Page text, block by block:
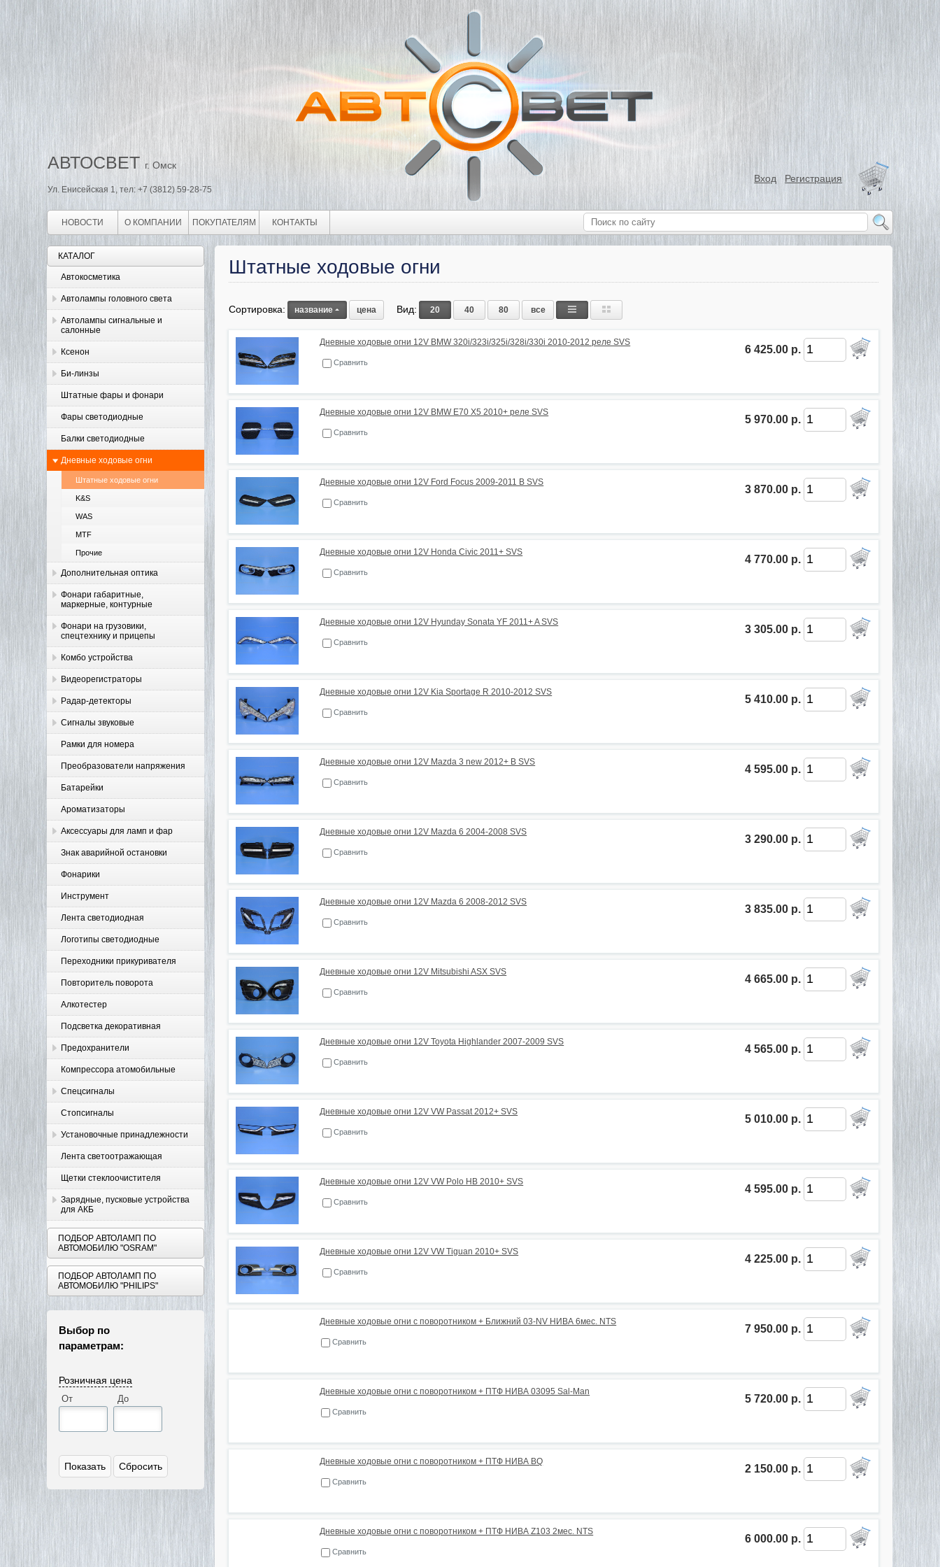
АВТОСВЕТ г. Омск
Ул. Енисейская 1, тел: +7 (3812) 59-28-75
Вход Регистрация
НОВОСТИ О КОМПАНИИ ПОКУПАТЕЛЯМ КОНТАКТЫ
КАТАЛОГ
Автокосметика
Автолампы головного света
Автолампы сигнальные и
салонные
Ксенон
Би-линзы
Штатные фары и фонари
Фары светодиодные
Балки светодиодные
Дневные ходовые огни
Штатные ходовые огни
K&S
WAS
MTF
Прочие
Дополнительная оптика
Фонари габаритные,
маркерные, контурные
Фонари на грузовики,
спецтехнику и прицепы
Комбо устройства
Видеорегистраторы
Радар-детекторы
Сигналы звуковые
Рамки для номера
Преобразователи напряжения
Батарейки
Ароматизаторы
Аксессуары для ламп и фар
Знак аварийной остановки
Фонарики
Инструмент
Лента светодиодная
Логотипы светодиодные
Переходники прикуривателя
Повторитель поворота
Алкотестер
Подсветка декоративная
Предохранители
Компрессора атомобильные
Спецсигналы
Стопсигналы
Установочные принадлежности
Лента светоотражающая
Щетки стеклоочистителя
Зарядные, пусковые устройства
для АКБ
ПОДБОР АВТОЛАМП ПО
АВТОМОБИЛЮ "OSRAM"
ПОДБОР АВТОЛАМП ПО
АВТОМОБИЛЮ "PHILIPS"
Выбор по
параметрам:
Розничная цена
От До
Штатные ходовые огни
Сортировка: название цена Вид: 20 40 80 все
6 425.00 р.
Дневные ходовые огни 12V BMW 320i/323i/325i/328i/330i 2010-2012 реле SVS
Сравнить
5 970.00 р.
Дневные ходовые огни 12V BMW E70 X5 2010+ реле SVS
Сравнить
3 870.00 р.
Дневные ходовые огни 12V Ford Focus 2009-2011 B SVS
Сравнить
4 770.00 р.
Дневные ходовые огни 12V Honda Civic 2011+ SVS
Сравнить
3 305.00 р.
Дневные ходовые огни 12V Hyunday Sonata YF 2011+ A SVS
Сравнить
5 410.00 р.
Дневные ходовые огни 12V Kia Sportage R 2010-2012 SVS
Сравнить
4 595.00 р.
Дневные ходовые огни 12V Mazda 3 new 2012+ B SVS
Сравнить
3 290.00 р.
Дневные ходовые огни 12V Mazda 6 2004-2008 SVS
Сравнить
3 835.00 р.
Дневные ходовые огни 12V Mazda 6 2008-2012 SVS
Сравнить
4 665.00 р.
Дневные ходовые огни 12V Mitsubishi ASX SVS
Сравнить
4 565.00 р.
Дневные ходовые огни 12V Toyota Highlander 2007-2009 SVS
Сравнить
5 010.00 р.
Дневные ходовые огни 12V VW Passat 2012+ SVS
Сравнить
4 595.00 р.
Дневные ходовые огни 12V VW Polo HB 2010+ SVS
Сравнить
4 225.00 р.
Дневные ходовые огни 12V VW Tiguan 2010+ SVS
Сравнить
7 950.00 р.
Дневные ходовые огни с поворотником + Ближний 03-NV НИВА 6мес. NTS
Сравнить
5 720.00 р.
Дневные ходовые огни с поворотником + ПТФ НИВА 03095 Sal-Man
Сравнить
2 150.00 р.
Дневные ходовые огни с поворотником + ПТФ НИВА BQ
Сравнить
6 000.00 р.
Дневные ходовые огни с поворотником + ПТФ НИВА Z103 2мес. NTS
Сравнить